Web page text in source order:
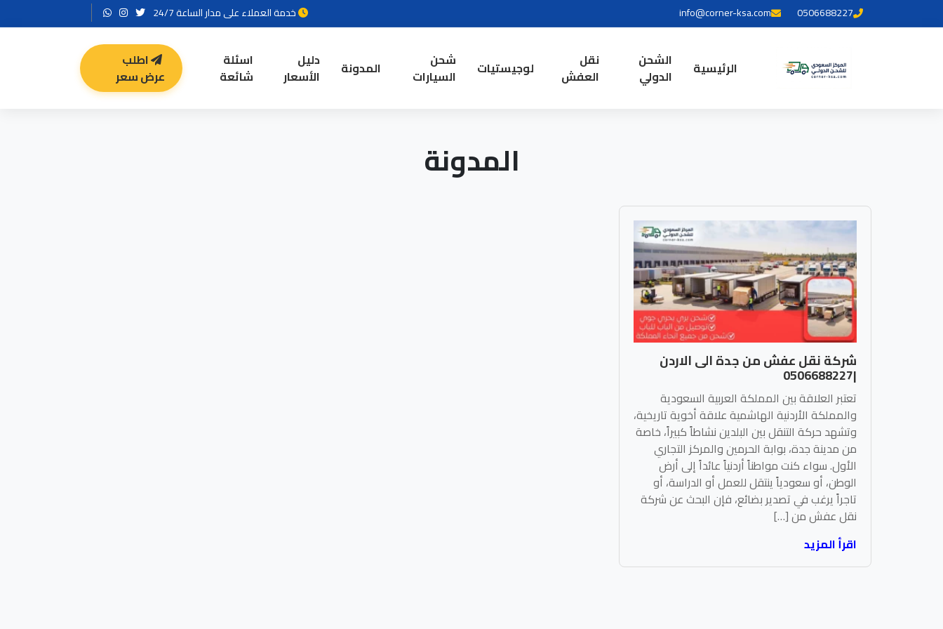
0506688227
info@corner-ksa.com خدمة العملاء على مدار الساعة 24/7
الرئيسية
الشحن
الدولي
نقل
العفش
لوجيستيات
شحن
السيارات
المدونة
دليل
الأسعار
اسئلة
شائعة
اطلب
عرض سعر
المدونة
شركة نقل عفش من جدة الى الاردن
|0506688227
تعتبر العلاقة بين المملكة العربية السعودية
والمملكة الأردنية الهاشمية علاقة أخوية تاريخية،
وتشهد حركة التنقل بين البلدين نشاطاً كبيراً، خاصة
من مدينة جدة، بوابة الحرمين والمركز التجاري
الأول. سواء كنت مواطناً أردنياً عائداً إلى أرض
الوطن، أو سعودياً ينتقل للعمل أو الدراسة، أو
تاجراً يرغب في تصدير بضائع، فإن البحث عن شركة
نقل عفش من […]
اقرأ المزيد